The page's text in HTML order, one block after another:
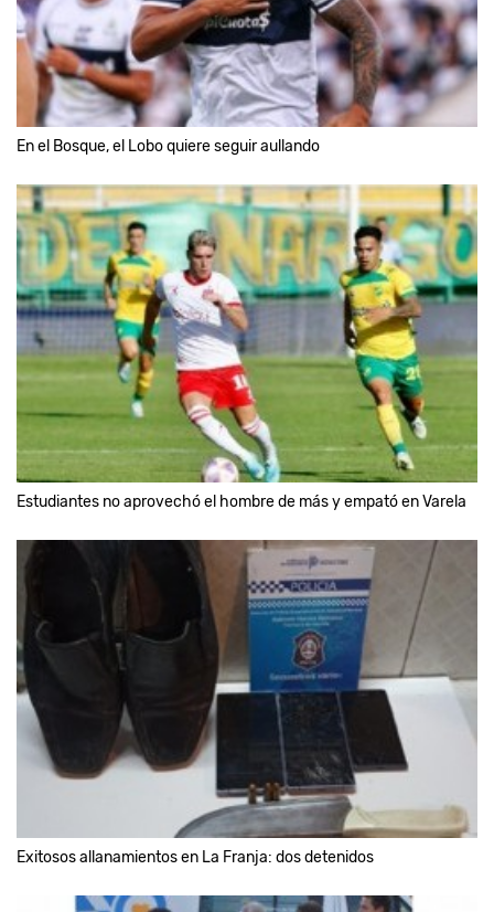
En el Bosque, el Lobo quiere seguir aullando
Estudiantes no aprovechó el hombre de más y empató en Varela
Exitosos allanamientos en La Franja: dos detenidos